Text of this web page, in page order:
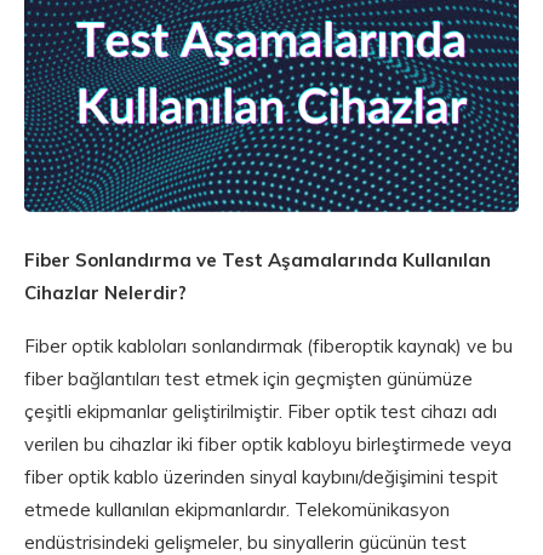
Fiber Sonlandırma ve Test Aşamalarında Kullanılan
Cihazlar Nelerdir?
Fiber optik kabloları sonlandırmak (fiberoptik kaynak) ve bu
fiber bağlantıları test etmek için geçmişten günümüze
çeşitli ekipmanlar geliştirilmiştir. Fiber optik test cihazı adı
verilen bu cihazlar iki fiber optik kabloyu birleştirmede veya
fiber optik kablo üzerinden sinyal kaybını/değişimini tespit
etmede kullanılan ekipmanlardır. Telekomünikasyon
endüstrisindeki gelişmeler, bu sinyallerin gücünün test